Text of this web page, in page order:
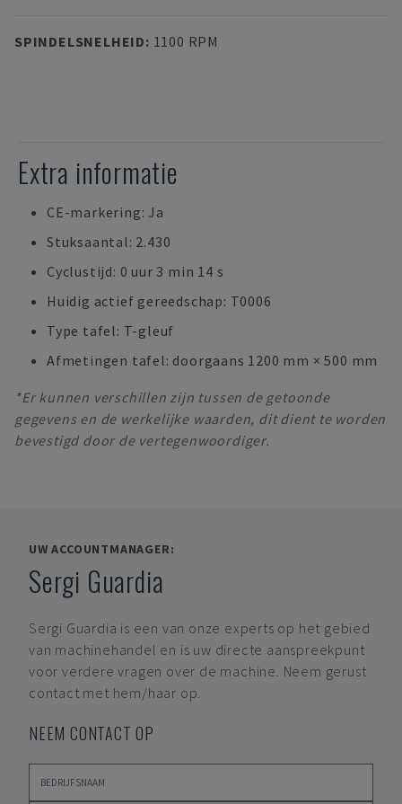
SPINDELSNELHEID: 1100 RPM
Extra informatie
CE-markering: Ja
Stuksaantal: 2.430
Cyclustijd: 0 uur 3 min 14 s
Huidig actief gereedschap: T0006
Type tafel: T-gleuf
Afmetingen tafel: doorgaans 1200 mm × 500 mm
*Er kunnen verschillen zijn tussen de getoonde
gegevens en de werkelijke waarden, dit dient te worden
bevestigd door de vertegenwoordiger.
UW ACCOUNTMANAGER:
Sergi Guardia
Sergi Guardia is een van onze experts op het gebied
van machinehandel en is uw directe aanspreekpunt
voor verdere vragen over de machine. Neem gerust
contact met hem/haar op.
NEEM CONTACT OP